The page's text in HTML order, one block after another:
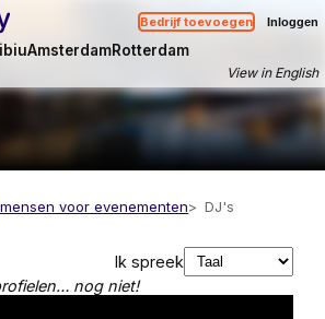
Bedrijf toevoegen Inloggen
AmsterdamRotterdam
View in English
voor evenementen DJ's
Ik spreek
nog niet!